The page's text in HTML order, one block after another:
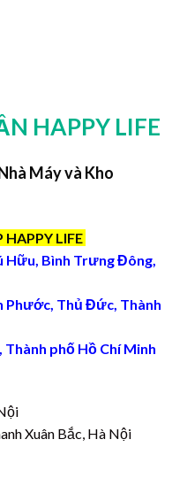
HAPPY LIFE
Máy và Kho
LIFE
Hữu, Bình Trưng Đông,
Phước, Thủ Đức, Thành
phố Hồ Chí Minh
Xuân Bắc, Hà Nội